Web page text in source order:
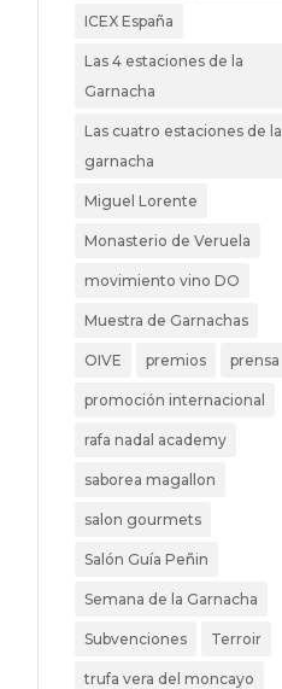
ICEX España
Las 4 estaciones de la
Garnacha
Las cuatro estaciones de la
garnacha
Miguel Lorente
Monasterio de Veruela
movimiento vino DO
Muestra de Garnachas
OIVE premios prensa
promoción internacional
rafa nadal academy
saborea magallon
salon gourmets
Salón Guía Peñin
Semana de la Garnacha
Subvenciones Terroir
trufa vera del moncayo